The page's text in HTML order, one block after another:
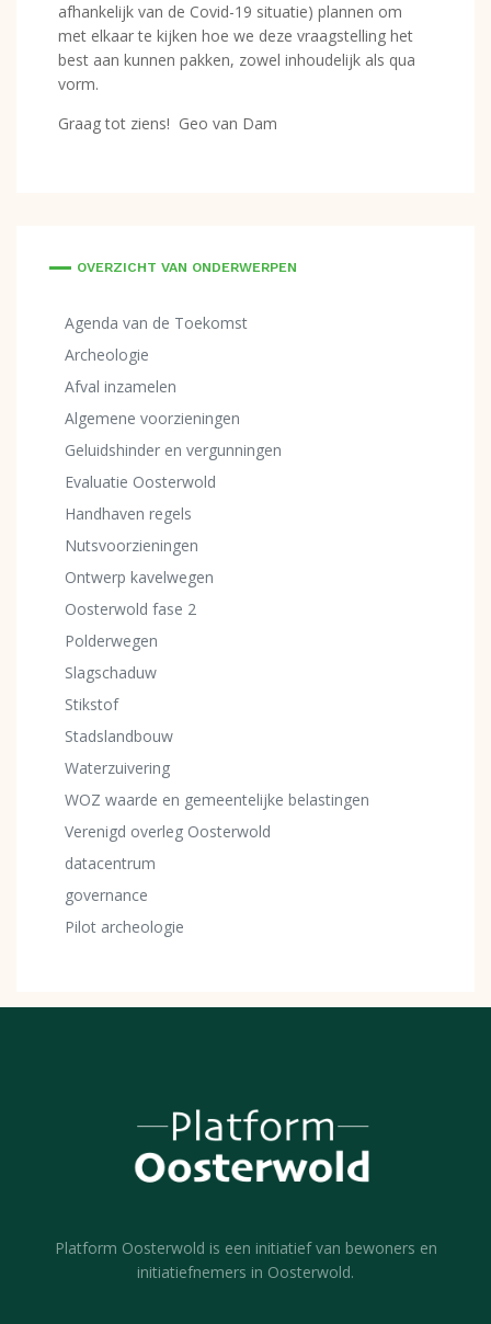
afhankelijk van de Covid-19 situatie) plannen om
met elkaar te kijken hoe we deze vraagstelling het
best aan kunnen pakken, zowel inhoudelijk als qua
vorm.
Graag tot ziens! Geo van Dam
OVERZICHT VAN ONDERWERPEN
Agenda van de Toekomst
Archeologie
Afval inzamelen
Algemene voorzieningen
Geluidshinder en vergunningen
Evaluatie Oosterwold
Handhaven regels
Nutsvoorzieningen
Ontwerp kavelwegen
Oosterwold fase 2
Polderwegen
Slagschaduw
Stikstof
Stadslandbouw
Waterzuivering
WOZ waarde en gemeentelijke belastingen
Verenigd overleg Oosterwold
datacentrum
governance
Pilot archeologie
Platform Oosterwold is een initiatief van bewoners en
initiatiefnemers in Oosterwold.